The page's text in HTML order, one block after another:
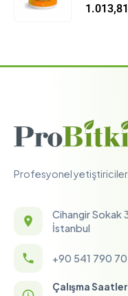
5.005
1.013,81
Profesyonel
Cihangir Sokak
İstanbul
+90 541 790
Çalışma